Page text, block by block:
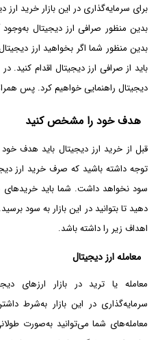
برای سرمایه‌گذاری در این بازار خرید
بدین منظور صرافی ارز دیجیتال به‌وجود
بدین منظور شما اگر بخواهید ارز
باید از صرافی ارز دیجیتال اقدام کنید.
دیجیتال راهنمایی خواهیم کرد. پس
هدف خود را مشخص کنید
قبل از خرید ارز دیجیتال باید هدف
توجه داشته باشید که صرف خرید ارز
سود نخواهد داشت. شما باید خریدهای
دهید تا بتوانید در این بازار به سود
اهداف زیر را داشته باشد.
معامله ارز دیجیتال
معامله یا ترید در بازار ارزهای
سرمایه‌گذاری در این بازار به‌شرط
معامله‌های شما می‌توانید به‌صورت